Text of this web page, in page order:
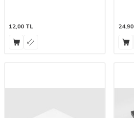
12,00 TL 24,90